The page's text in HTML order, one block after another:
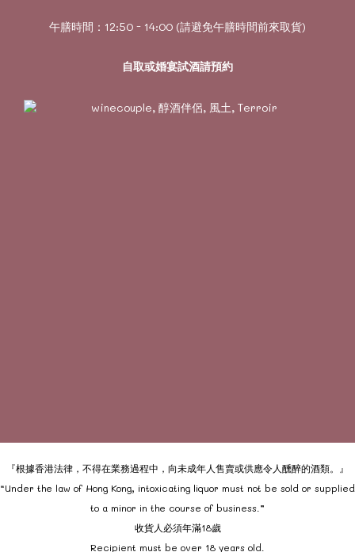
午膳時間：12:50 - 14:00 (請避免午膳時間前來取貨)
自取或婚宴試酒請預約
『根據香港法律，不得在業務過程中，向未成年人售賣或供應令人醺醉的酒類。』
“Under the law of Hong Kong, intoxicating liquor must not be sold or supplied
to a minor in the course of business.”
收貨人必須年滿18歲
Recipient must be over 18 years old.